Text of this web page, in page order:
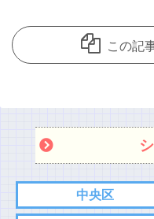
この記
中央区